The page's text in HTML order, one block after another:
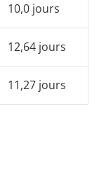
10,0 jours
12,64 jours
11,27 jours